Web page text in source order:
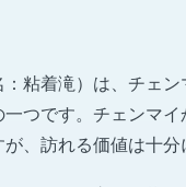
粘着滝）は、チェン
つです。チェンマイ
、訪れる価値は十分